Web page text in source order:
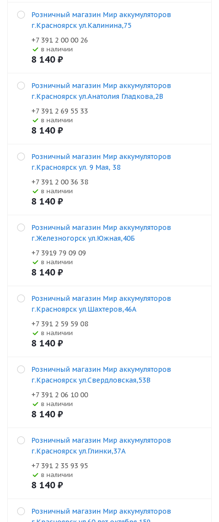
Розничный магазин Мир аккумуляторов
г.Красноярск ул.Калинина,75
+7 391 2 00 00 26
В наличии
8 140 ₽
Розничный магазин Мир аккумуляторов
г.Красноярск ул.Анатолия Гладкова,2В
+7 391 2 69 55 33
В наличии
8 140 ₽
Розничный магазин Мир аккумуляторов
г.Красноярск ул. 9 Мая, 38
+7 391 2 00 36 38
В наличии
8 140 ₽
Розничный магазин Мир аккумуляторов
г.Железногорск ул.Южная,40Б
+7 3919 79 09 09
В наличии
8 140 ₽
Розничный магазин Мир аккумуляторов
г.Красноярск ул.Шахтеров,46А
+7 391 2 59 59 08
В наличии
8 140 ₽
Розничный магазин Мир аккумуляторов
г.Красноярск ул.Свердловская,53В
+7 391 2 06 10 00
В наличии
8 140 ₽
Розничный магазин Мир аккумуляторов
г.Красноярск ул.Глинки,37А
+7 391 2 35 93 95
В наличии
8 140 ₽
Розничный магазин Мир аккумуляторов